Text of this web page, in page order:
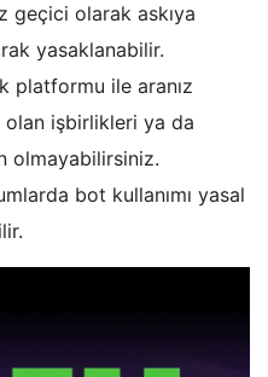
geçici olarak askıya
yasaklanabilir.
platformu ile aranız
işbirlikleri ya da
olmayabilirsiniz.
bot kullanımı yasal